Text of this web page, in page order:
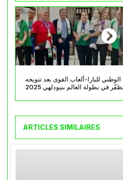
للبارا-ألعاب القوى بعد تتويجه
في بطولة العالم بنيودلهي 2025
ARTICLES SIMILAIRES